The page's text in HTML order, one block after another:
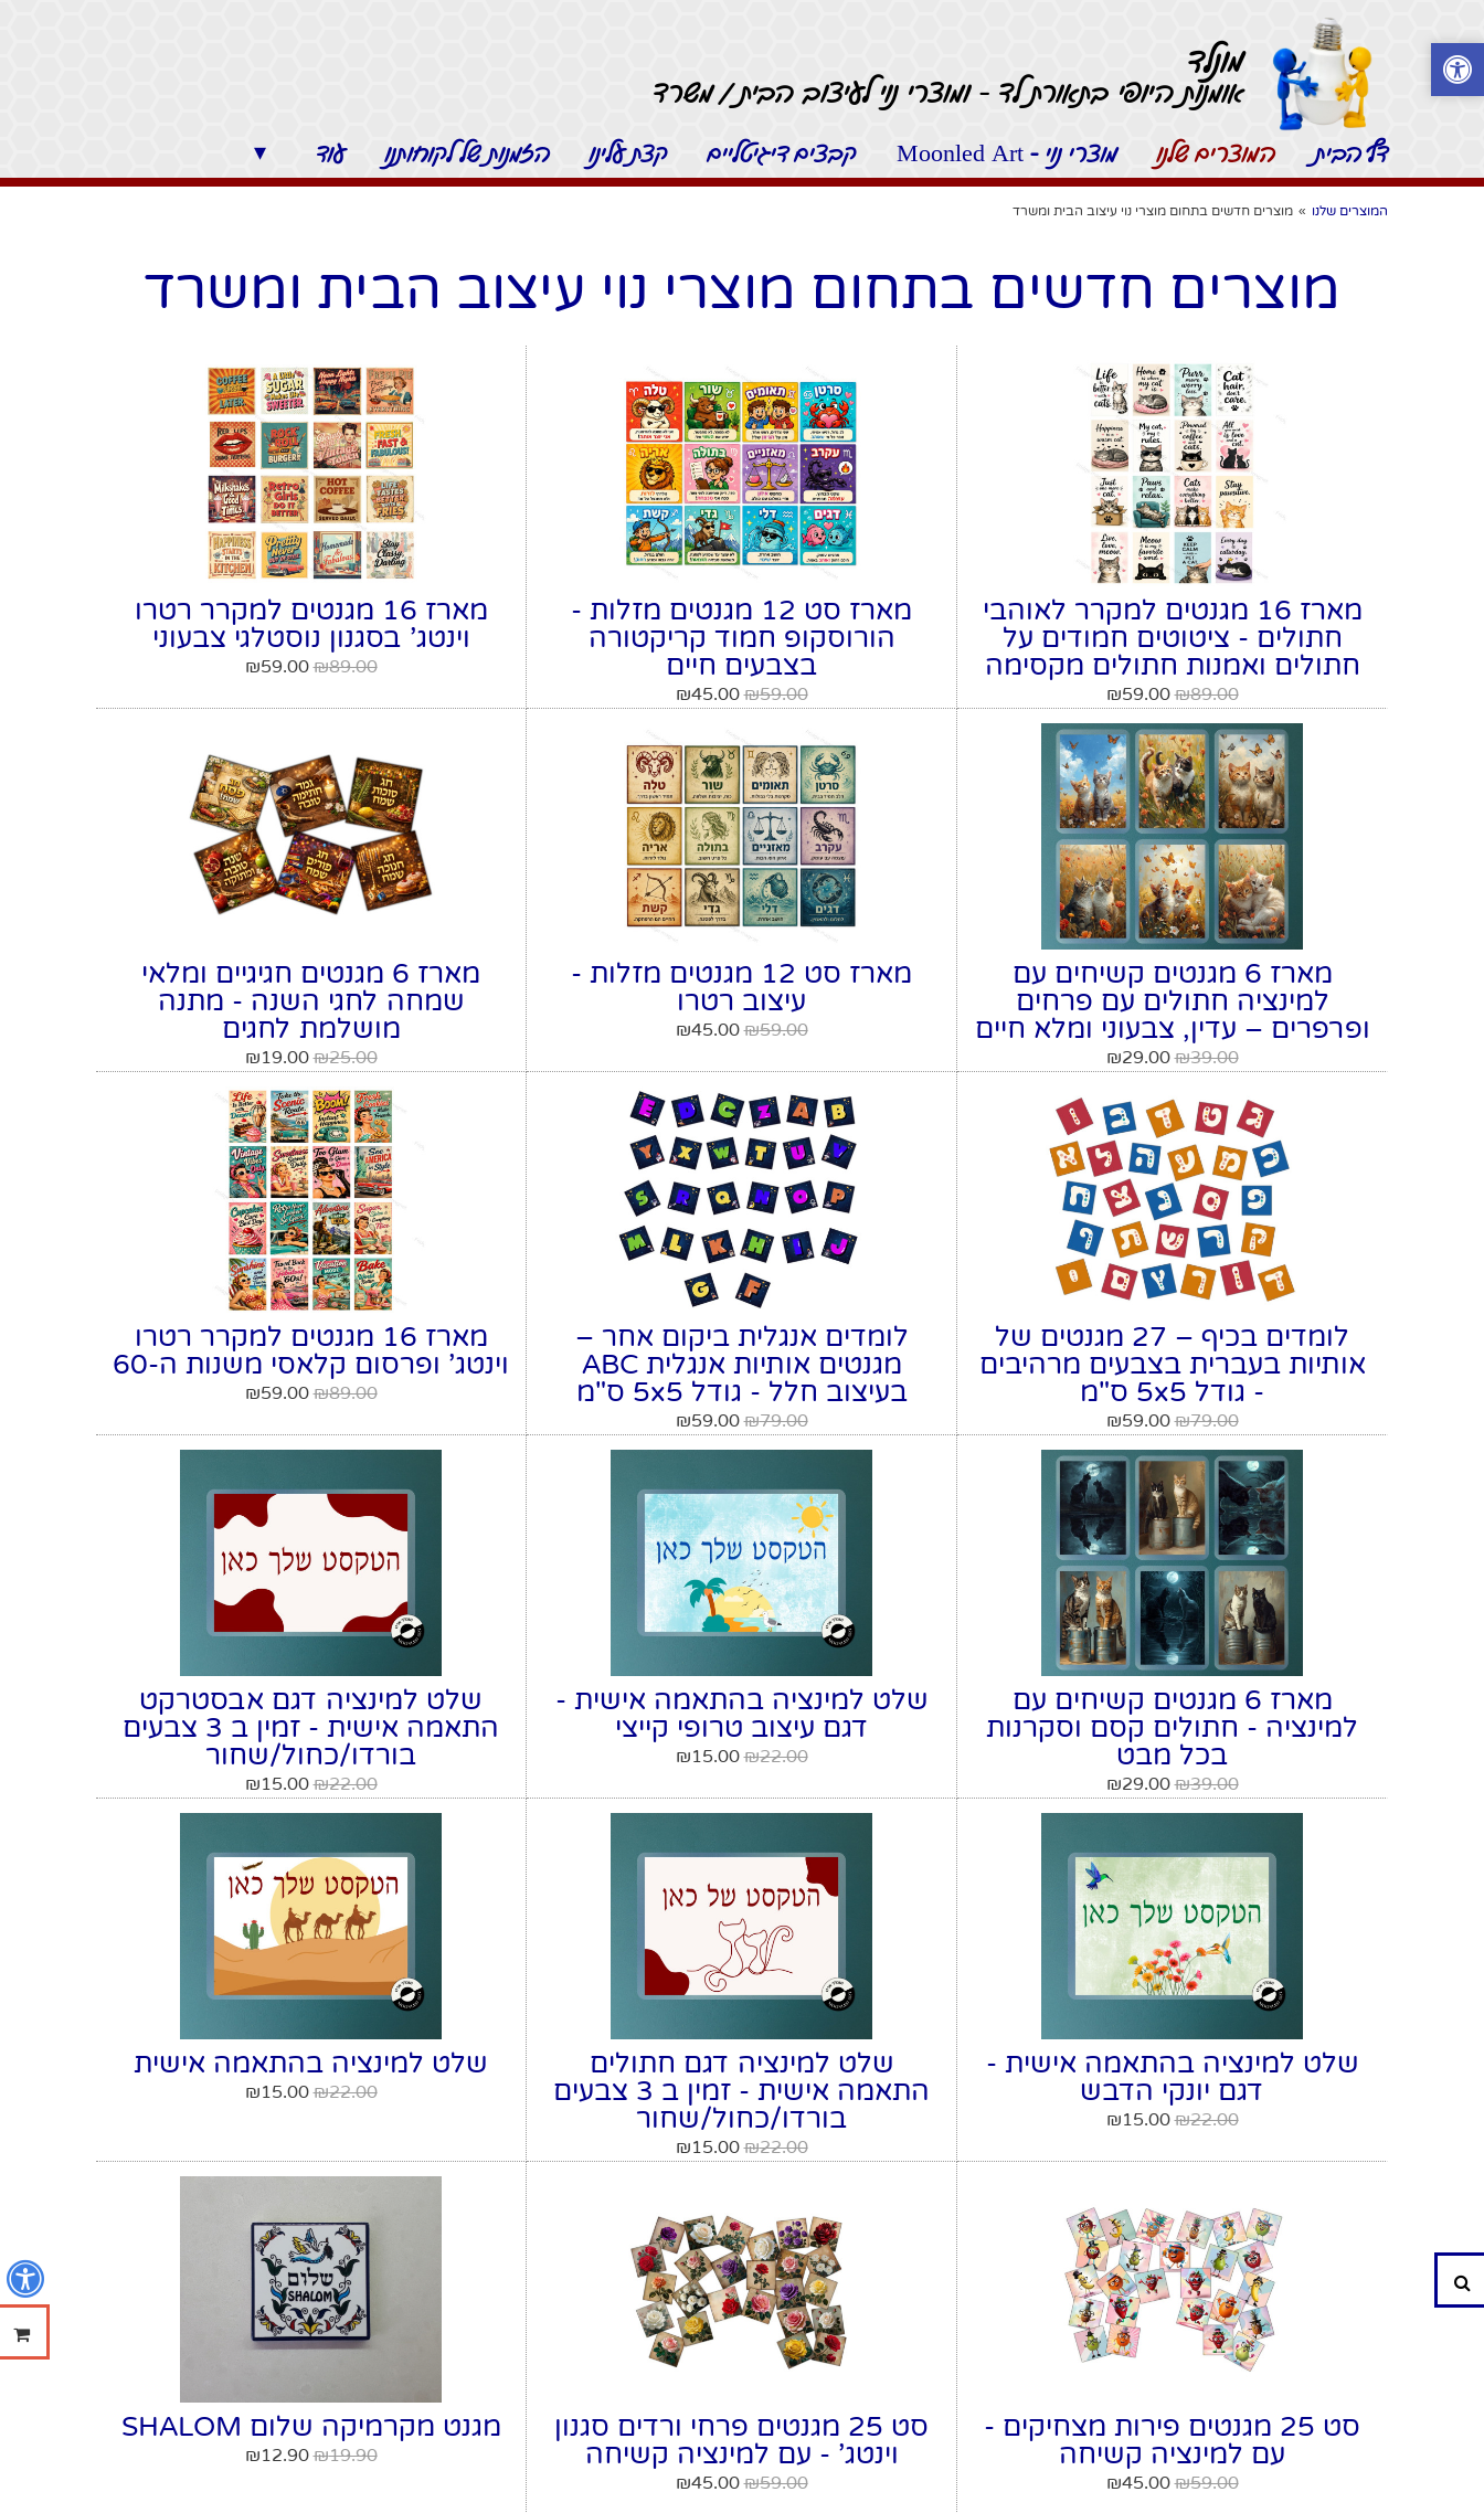
מונלד
אומנות היופי בתאורת לד - ומוצרי נוי לעיצוב הבית / משרד
דף הבית המוצרים שלנו מוצרי נוי - Moonled Art קבצים דיגיטליים קצת עלינו הזמנות של לקוחותנו עוד ▾
המוצרים שלנו » מוצרים חדשים בתחום מוצרי נוי עיצוב הבית ומשרד
מוצרים חדשים בתחום מוצרי נוי עיצוב הבית ומשרד
מארז 16 מגנטים למקרר לאוהבי
חתולים - ציטוטים חמודים על
חתולים ואמנות חתולים מקסימה
₪89.00
₪59.00
מארז סט 12 מגנטים מזלות -
הורוסקופ חמוד קריקטורה
בצבעים חיים
₪59.00
₪45.00
מארז 16 מגנטים למקרר רטרו
וינטג' בסגנון נוסטלגי צבעוני
₪89.00
₪59.00
מארז 6 מגנטים קשיחים עם
למינציה חתולים עם פרחים
ופרפרים – עדין, צבעוני ומלא חיים
₪39.00
₪29.00
מארז סט 12 מגנטים מזלות -
עיצוב רטרו
₪59.00
₪45.00
מארז 6 מגנטים חגיגיים ומלאי
שמחה לחגי השנה - מתנה
מושלמת לחגים
₪25.00
₪19.00
לומדים בכיף – 27 מגנטים של
אותיות בעברית בצבעים מרהיבים
- גודל 5x5 ס"מ
₪79.00
₪59.00
לומדים אנגלית ביקום אחר –
מגנטים אותיות אנגלית ABC
בעיצוב חלל - גודל 5x5 ס"מ
₪79.00
₪59.00
מארז 16 מגנטים למקרר רטרו
וינטג' ופרסום קלאסי משנות ה-60
₪89.00
₪59.00
מארז 6 מגנטים קשיחים עם
למינציה - חתולים קסם וסקרנות
בכל מבט
₪39.00
₪29.00
שלט למינציה בהתאמה אישית -
דגם עיצוב טרופי קייצי
₪22.00
₪15.00
שלט למינציה דגם אבסטרקט
התאמה אישית - זמין ב 3 צבעים
בורדו/כחול/שחור
₪22.00
₪15.00
שלט למינציה בהתאמה אישית -
דגם יונקי הדבש
₪22.00
₪15.00
שלט למינציה דגם חתולים
התאמה אישית - זמין ב 3 צבעים
בורדו/כחול/שחור
₪22.00
₪15.00
שלט למינציה בהתאמה אישית
₪22.00
₪15.00
סט 25 מגנטים פירות מצחיקים -
עם למינציה קשיחה
₪59.00
₪45.00
סט 25 מגנטים פרחי ורדים סגנון
וינטג' - עם למינציה קשיחה
₪59.00
₪45.00
מגנט מקרמיקה שלום SHALOM
₪19.90
₪12.90